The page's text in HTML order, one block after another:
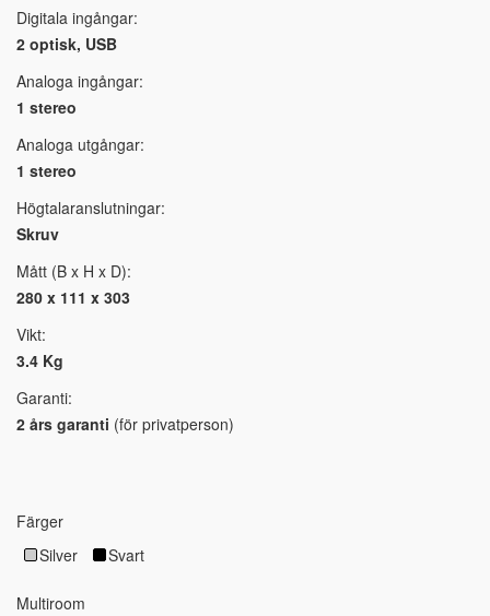
Digitala ingångar:
2 optisk, USB
Analoga ingångar:
1 stereo
Analoga utgångar:
1 stereo
Högtalaranslutningar:
Skruv
Mått (B x H x D):
280 x 111 x 303
Vikt:
3.4 Kg
Garanti:
2 års garanti (för privatperson)
Färger
Silver
Svart
Multiroom